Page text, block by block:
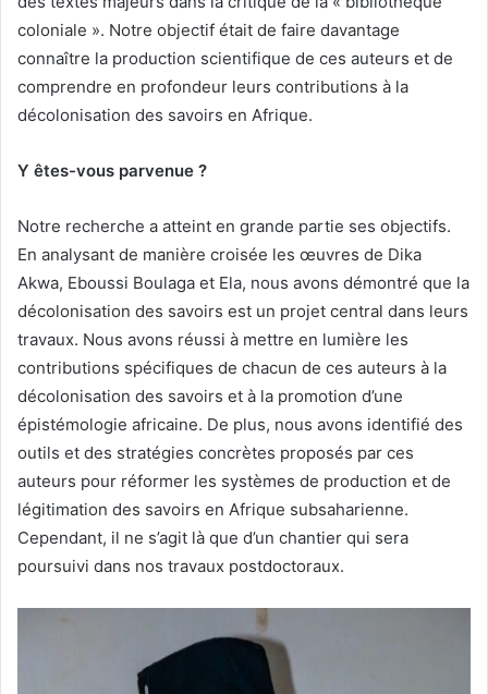
coloniale ». Notre objectif était de faire davantage
connaître la production scientifique de ces auteurs et de
comprendre en profondeur leurs contributions à la
décolonisation des savoirs en Afrique.
Y êtes-vous parvenue ?
Notre recherche a atteint en grande partie ses objectifs.
En analysant de manière croisée les œuvres de Dika
Akwa, Eboussi Boulaga et Ela, nous avons démontré que la
décolonisation des savoirs est un projet central dans leurs
travaux. Nous avons réussi à mettre en lumière les
contributions spécifiques de chacun de ces auteurs à la
décolonisation des savoirs et à la promotion d’une
épistémologie africaine. De plus, nous avons identifié des
outils et des stratégies concrètes proposés par ces
auteurs pour réformer les systèmes de production et de
légitimation des savoirs en Afrique subsaharienne.
Cependant, il ne s’agit là que d’un chantier qui sera
poursuivi dans nos travaux postdoctoraux.